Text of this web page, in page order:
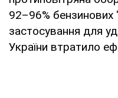
92–96% бензинових
застосування для
України втратило